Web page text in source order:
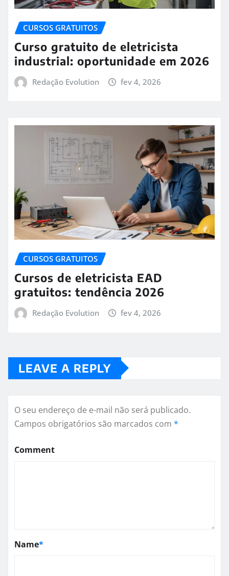
CURSOS GRATUITOS
Curso gratuito de eletricista
industrial: oportunidade em 2026
Redação Evolution fev 4, 2026
CURSOS GRATUITOS
Cursos de eletricista EAD
gratuitos: tendência 2026
Redação Evolution fev 4, 2026
LEAVE A REPLY
O seu endereço de e-mail não será publicado.
Campos obrigatórios são marcados com *
Comment
Name*